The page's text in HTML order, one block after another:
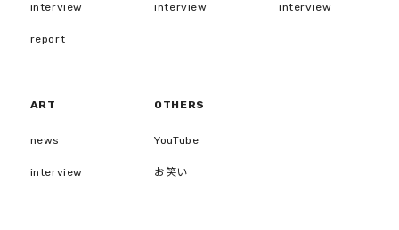
interview
report
interview interview
ART
news
interview
OTHERS
YouTube
お笑い